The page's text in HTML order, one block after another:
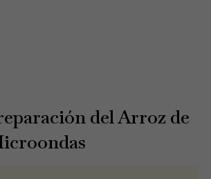
del Arroz de